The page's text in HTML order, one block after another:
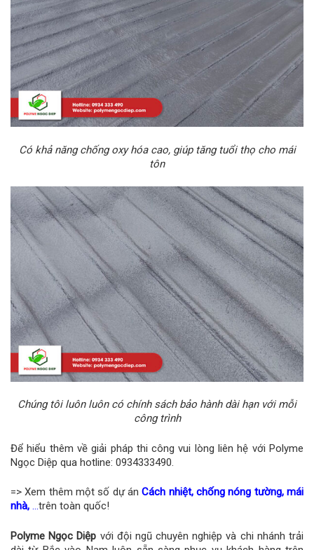
Có khả năng chống oxy hóa cao, giúp tăng tuổi thọ cho mái
tôn
Chúng tôi luôn luôn có chính sách bảo hành dài hạn với mỗi
công trình
Để hiểu thêm về giải pháp thi công vui lòng liên hệ với Polyme
Ngọc Diệp qua hotline: 0934333490.
=> Xem thêm một số dự ánCách nhiệt, chống nóng tường, mái
nhà, …trên toàn quốc!
Polyme Ngọc Diệp với đội ngũ chuyên nghiệp và chi nhánh trải